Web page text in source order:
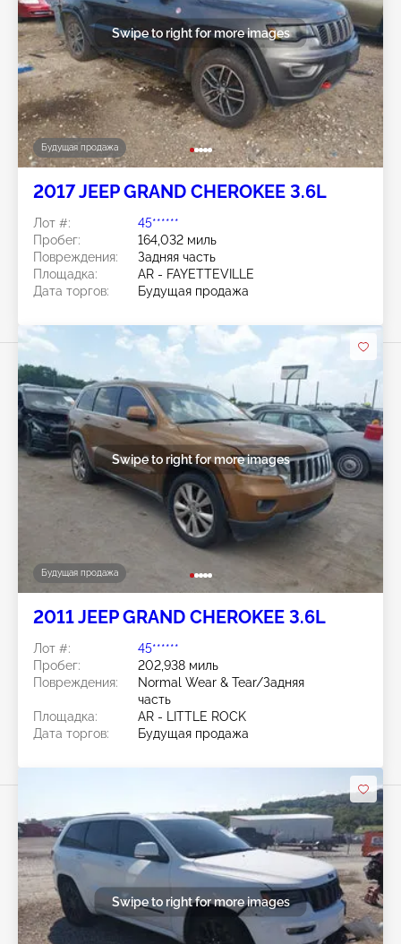
Будущая продажа
Swipe to right for more images
2017 JEEP GRAND CHEROKEE 3.6L
Лот #:
45******
Пробег:
164,032 миль
Повреждения:
Задняя часть
Площадка:
AR - FAYETTEVILLE
Дата торгов:
Будущая продажа
Будущая продажа
Swipe to right for more images
2011 JEEP GRAND CHEROKEE 3.6L
Лот #:
45******
Пробег:
202,938 миль
Повреждения:
Normal Wear & Tear/Задняя
часть
Площадка:
AR - LITTLE ROCK
Дата торгов:
Будущая продажа
Swipe to right for more images